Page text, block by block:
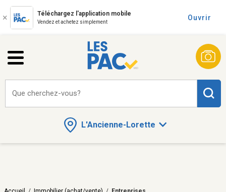
Téléchargez l'application mobile
Vendez et achetez simplement
Ouvrir
L'Ancienne-Lorette
Que cherchez-vous?